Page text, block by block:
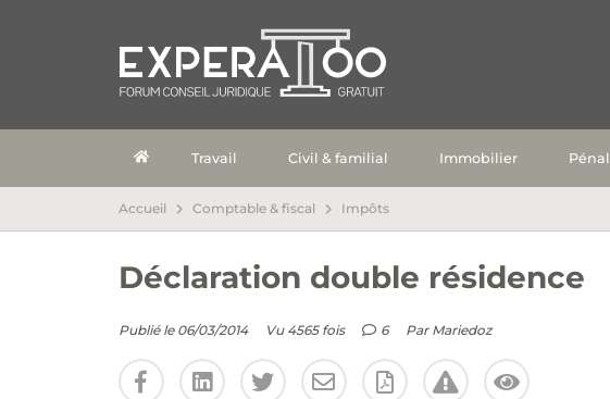
Travail Civil & familial Immobilier Pénal
Accueil Comptable & fiscal Impôts
Déclaration double résidence
Publié le 06/03/2014 Vu 4565 fois 6 Par Mariedoz